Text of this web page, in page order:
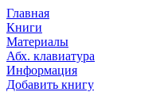
Главная
Книги
Материалы
Абх. клавиатура
Информация
Добавить книгу